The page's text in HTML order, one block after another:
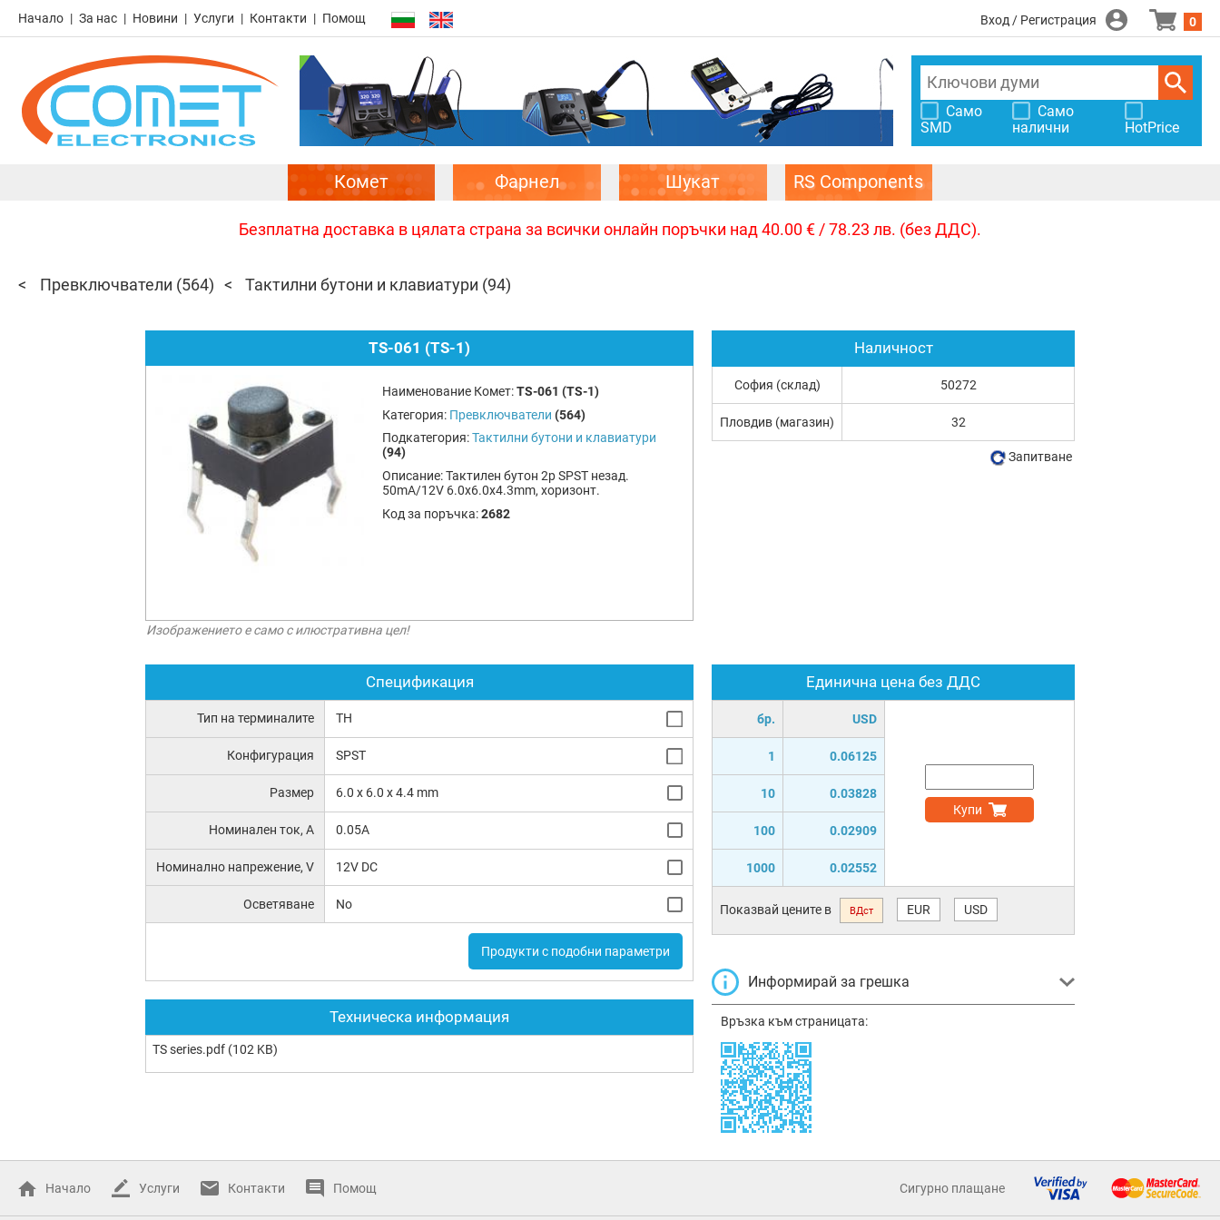
Начало За нас Новини Услуги Контакти Помощ Вход / Регистрация 0
Само
SMD
Само
налични
HotPrice
Комет Фарнел Шукат RS Components
Безплатна доставка в цялата страна за всички онлайн поръчки над 40.00 € / 78.23 лв. (без ДДС).
Превключватели (564) Тактилни бутони и клавиатури (94)
TS-061 (TS-1)
Наименование Комет:TS-061 (TS-1)
Категория: Превключватели (564)
Подкатегория:Тактилни бутони и клавиатури
(94)
Описание:Тактилен бутон 2p SPST незад.
50mA/12V 6.0х6.0x4.3mm, хоризонт.
Код за поръчка:2682
Изображението е само с илюстративна цел!
Спецификация
Тип на терминалите TH
Конфигурация SPST
Размер 6.0 x 6.0 x 4.4 mm
Номинален ток, А 0.05A
Номинално напрежение, V 12V DC
Осветяване No
Продукти с подобни параметри
Техническа информация
TS series.pdf (102 KB)
Единична цена без ДДС
бр. USD
1 0.06125
10 0.03828
100 0.02909
1000 0.02552
Купи
Показвай цените в ВДст EUR USD
Информирай за грешка
Връзка към страницата:
Наличност
София (склад) 50272
Пловдив (магазин) 32
Запитване
Начало Услуги Контакти Помощ Сигурно плащане